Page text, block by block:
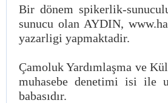
Bir dönem spikerlik-
sunucu olan AYDIN,
yazarligi yapmaktadir.
Çamoluk Yardımlaşma ve
muhasebe denetimi isi ile
babasıdır.